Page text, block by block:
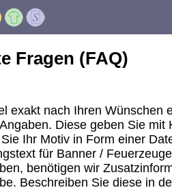
Fragen (FAQ)
exakt nach Ihren Wünschen
Diese geben Sie mit
Ihr Motiv in Form einer
für Banner /
benötigen wir
Beschreiben Sie diese in